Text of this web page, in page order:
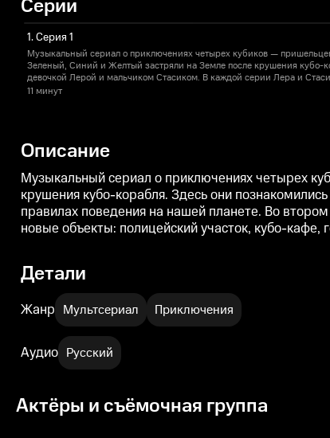
Серии
1. Серия 1
Музыкальный сериал о приключениях четырех кубиков —
Зеленый, Синий и Желтый застряли на Земле после крушения кубо-
девочкой Лерой и мальчиком Стасиком. В каждой серии Лера и
и правилах поведения на нашей планете. Во втором сезоне кубики
11 минут
Описание
Музыкальный сериал о приключениях четырех
крушения кубо-корабля. Здесь они
правилах поведения на нашей планете. Во
новые объекты: полицейский участок, кубо-
Детали
Жанр Мультсериал Приключения
Аудио Русский
Актёры и съёмочная группа